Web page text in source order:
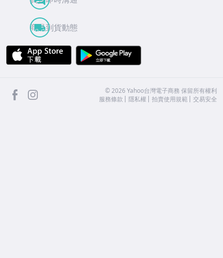
商品到貨動態
APP Store
facebook ©2026 Yahoo台灣電子商務 保留所有權利
服務條款
隱私權 拍賣使用規範 交易安全